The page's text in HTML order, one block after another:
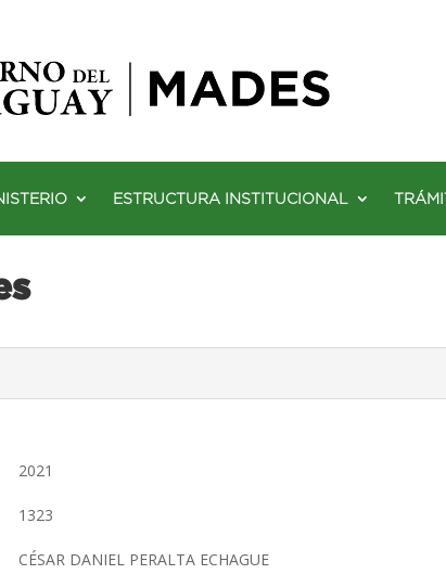
ESTRUCTURA INSTITUCIONAL
2021
1323
CÉSAR DANIEL PERALTA ECHAGUE